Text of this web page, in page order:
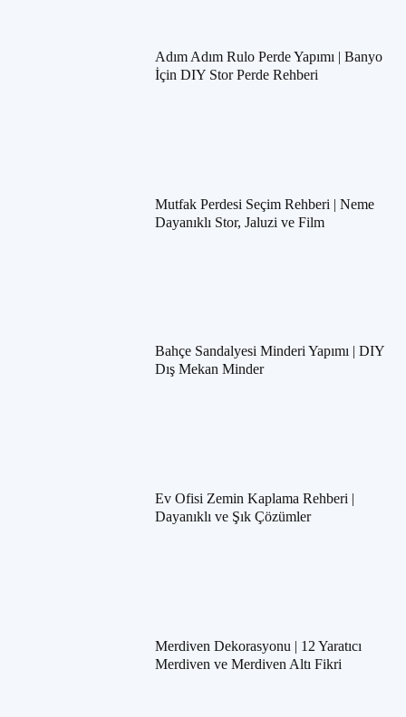
Adım Adım Rulo Perde Yapımı | Banyo
İçin DIY Stor Perde Rehberi
Mutfak Perdesi Seçim Rehberi | Neme
Dayanıklı Stor, Jaluzi ve Film
Bahçe Sandalyesi Minderi Yapımı | DIY
Dış Mekan Minder
Ev Ofisi Zemin Kaplama Rehberi |
Dayanıklı ve Şık Çözümler
Merdiven Dekorasyonu | 12 Yaratıcı
Merdiven ve Merdiven Altı Fikri